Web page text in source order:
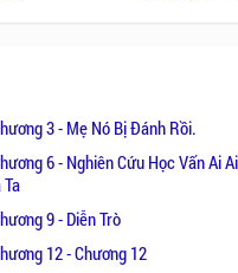
cắm sừng.
thượng cái
3 - Mẹ Nó Bị Đánh Rồi.
6 - Nghiên Cứu Học Vấn Ai
9 - Diễn Trò
12 - Chương 12